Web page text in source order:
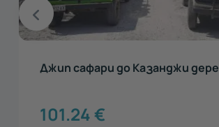
Джип сафари до Казанджи дере
101.24€